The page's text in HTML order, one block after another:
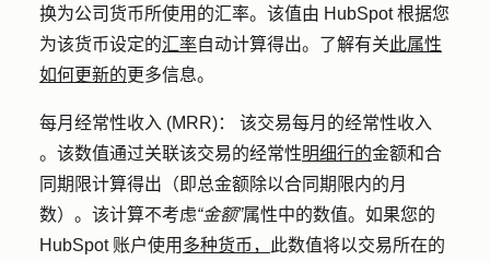
换为公司货币所使用的汇率。该值由 HubSpot 根据您
为该货币设定的汇率自动计算得出。了解有关此属性
如何更新的更多信息。
每月经常性收入 (MRR)： 该交易每月的经常性收入
。该数值通过关联该交易的经常性明细行的金额和合
同期限计算得出（即总金额除以合同期限内的月
数）。该计算不考虑“金额”属性中的数值。如果您的
HubSpot 账户使用 多种货币，
此数值将以交易所在的